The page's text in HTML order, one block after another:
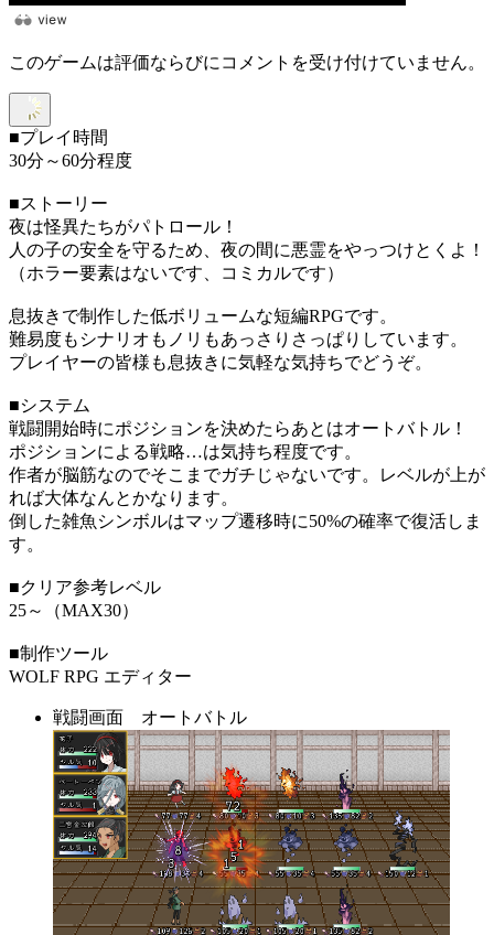
このゲームは評価ならびにコメントを受け付けていません。
■プレイ時間
30分～60分程度
■ストーリー
夜は怪異たちがパトロール！
人の子の安全を守るため、夜の間に悪霊をやっつけとくよ！
（ホラー要素はないです、コミカルです）
息抜きで制作した低ボリュームな短編RPGです。
難易度もシナリオもノリもあっさりさっぱりしています。
プレイヤーの皆様も息抜きに気軽な気持ちでどうぞ。
■システム
戦闘開始時にポジションを決めたらあとはオートバトル！
ポジションによる戦略…は気持ち程度です。
作者が脳筋なのでそこまでガチじゃないです。レベルが上が
れば大体なんとかなります。
倒した雑魚シンボルはマップ遷移時に50%の確率で復活しま
す。
■クリア参考レベル
25～（MAX30）
■制作ツール
WOLF RPG エディター
戦闘画面 オートバトル